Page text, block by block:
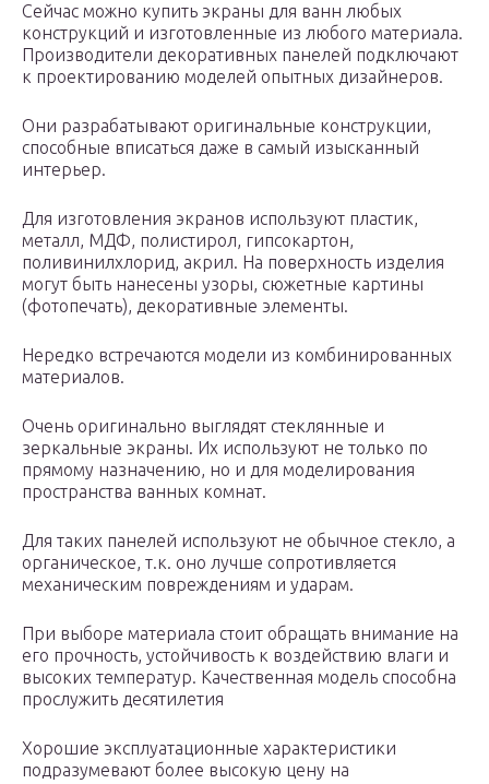
Сейчас можно купить экраны для ванн любых
конструкций и изготовленные из любого материала.
Производители декоративных панелей подключают
к проектированию моделей опытных дизайнеров.
Они разрабатывают оригинальные конструкции,
способные вписаться даже в самый изысканный
интерьер.
Для изготовления экранов используют пластик,
металл, МДФ, полистирол, гипсокартон,
поливинилхлорид, акрил. На поверхность изделия
могут быть нанесены узоры, сюжетные картины
(фотопечать), декоративные элементы.
Нередко встречаются модели из комбинированных
материалов.
Очень оригинально выглядят стеклянные и
зеркальные экраны. Их используют не только по
прямому назначению, но и для моделирования
пространства ванных комнат.
Для таких панелей используют не обычное стекло, а
органическое, т.к. оно лучше сопротивляется
механическим повреждениям и ударам.
При выборе материала стоит обращать внимание на
его прочность, устойчивость к воздействию влаги и
высоких температур. Качественная модель способна
прослужить десятилетия
Хорошие эксплуатационные характеристики
подразумевают более высокую цену на